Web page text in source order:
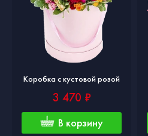
Коробка с кустовой розой
3 470 ₽
В корзину